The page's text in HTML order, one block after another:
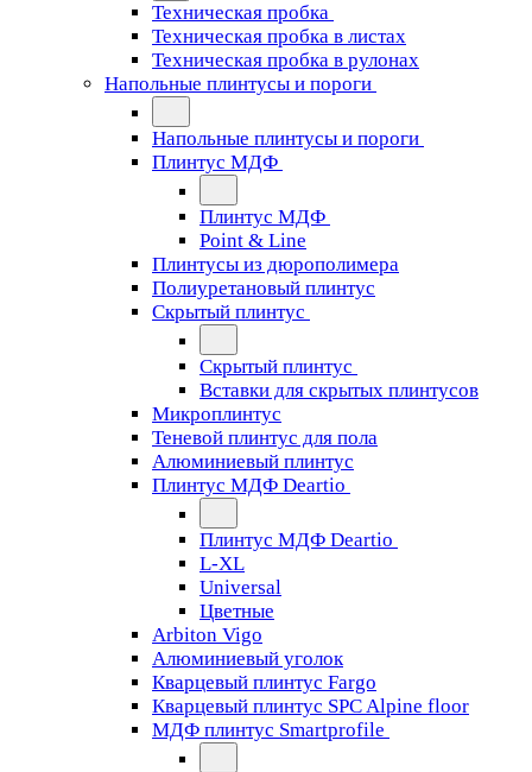
Техническая пробка
Техническая пробка в листах
Техническая пробка в рулонах
Напольные плинтусы и пороги
Напольные плинтусы и пороги
Плинтус МДФ
Плинтус МДФ
Point & Line
Плинтусы из дюрополимера
Полиуретановый плинтус
Скрытый плинтус
Скрытый плинтус
Вставки для скрытых плинтусов
Микроплинтус
Теневой плинтус для пола
Алюминиевый плинтус
Плинтус МДФ Deartio
Плинтус МДФ Deartio
L-XL
Universal
Цветные
Arbiton Vigo
Алюминиевый уголок
Кварцевый плинтус Fargo
Кварцевый плинтус SPC Alpine floor
МДФ плинтус Smartprofile